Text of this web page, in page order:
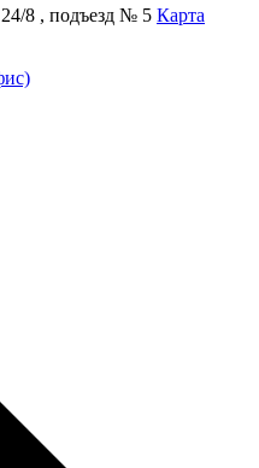
8 , подъезд № 5 Карта